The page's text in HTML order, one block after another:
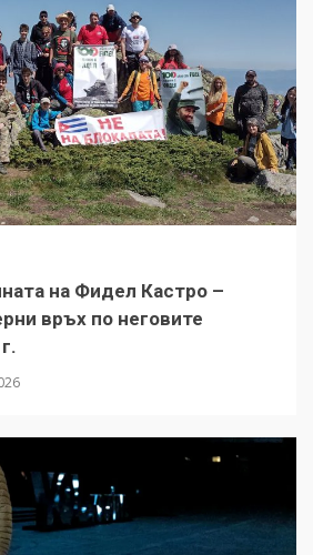
на Фидел Кастро –
връх по неговите